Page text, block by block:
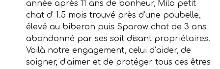
année après 11 ans de bonheur, Milo petit
chat d’ 1.5 mois trouvé près d’une poubelle,
élevé au biberon puis Sparow chat de 3 ans
abandonné par ses soit disant propriétaires.
Voilà notre engagement, celui d’aider, de
soigner, d’aimer et de protéger tous ces êtres